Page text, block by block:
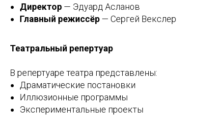
Директор — Эдуард Асланов
Главный режиссёр — Сергей Векслер
Театральный репертуар
В репертуаре театра представлены:
Драматические постановки
Иллюзионные программы
Экспериментальные проекты